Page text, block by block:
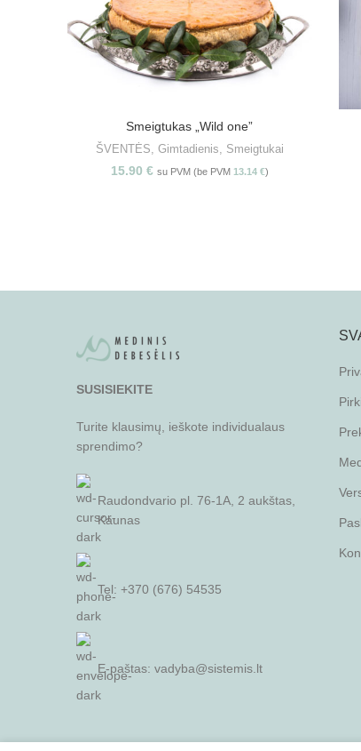
PASIRINKITE SAVYBES
Smeigtukas „Wild one”
ŠVENTĖS, Gimtadienis, Smeigtukai
15.90 € su PVM (be PVM 13.14 €)
SUSISIEKITE
Turite klausimų, ieškote individualaus
sprendimo?
Raudondvario pl. 76-1A, 2 aukštas,
Kaunas
Tel: +370 (676) 54535
E-paštas: vadyba@sistemis.lt